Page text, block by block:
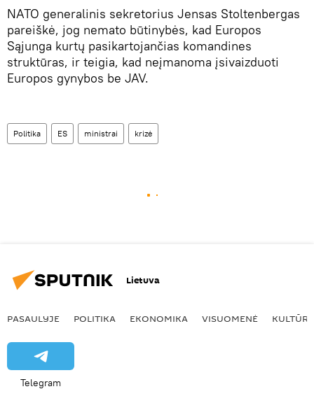
NATO generalinis sekretorius Jensas Stoltenbergas
pareiškė, jog nemato būtinybės, kad Europos
Sąjunga kurtų pasikartojančias komandines
struktūras, ir teigia, kad neįmanoma įsivaizduoti
Europos gynybos be JAV.
Politika ES ministrai krizė
Lietuva
PASAULYJE POLITIKA EKONOMIKA VISUOMENĖ KULTŪRA
Telegram